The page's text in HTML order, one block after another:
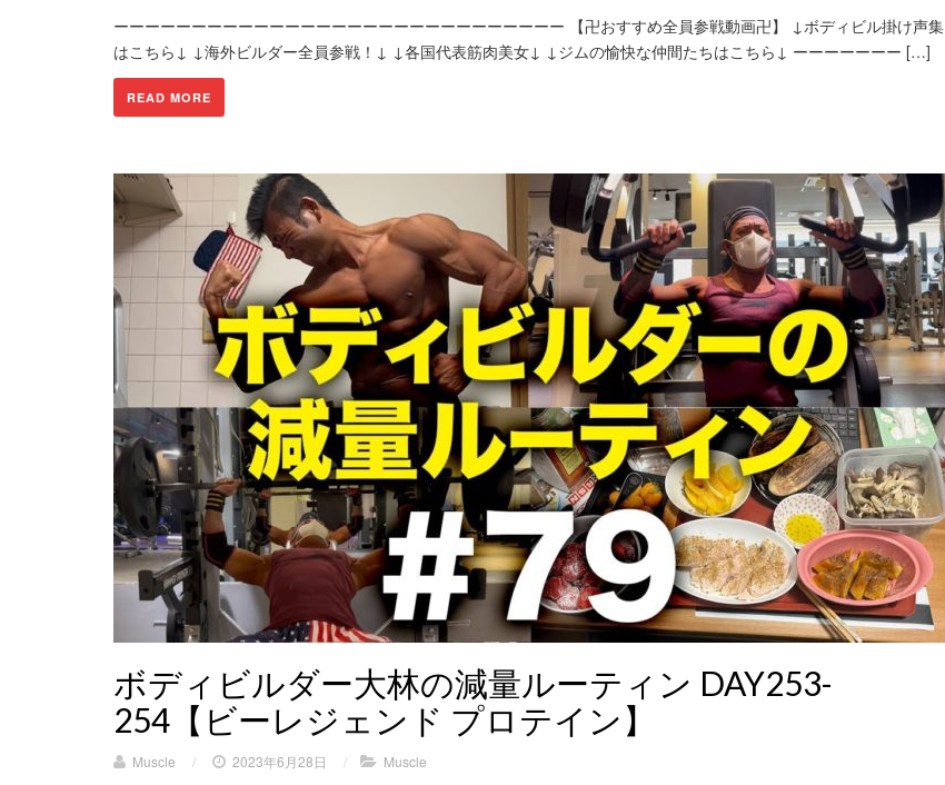
ーーーーーーーーーーーーーーーーーーーーーーーーーーーーー 【卍おすすめ全員参戦動画卍】 ↓ボディビル掛け声集
はこちら↓ ↓海外ビルダー全員参戦！↓ ↓各国代表筋肉美女↓ ↓ジムの愉快な仲間たちはこちら↓ ーーーーーーー […]
READ MORE
ボディビルダー大林の減量ルーティン DAY253-
254【ビーレジェンド プロテイン】
Muscle / 2023年6月28日 / Muscle